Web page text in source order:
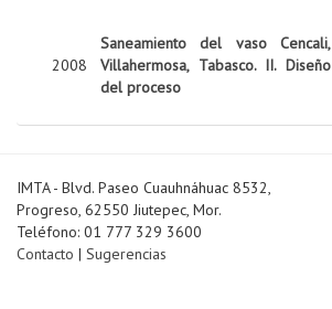
2008
Saneamiento del vaso Cencali,
Villahermosa, Tabasco. II. Diseño
del proceso
IMTA - Blvd. Paseo Cuauhnáhuac 8532,
Progreso, 62550 Jiutepec, Mor.
Teléfono: 01 777 329 3600
Contacto | Sugerencias